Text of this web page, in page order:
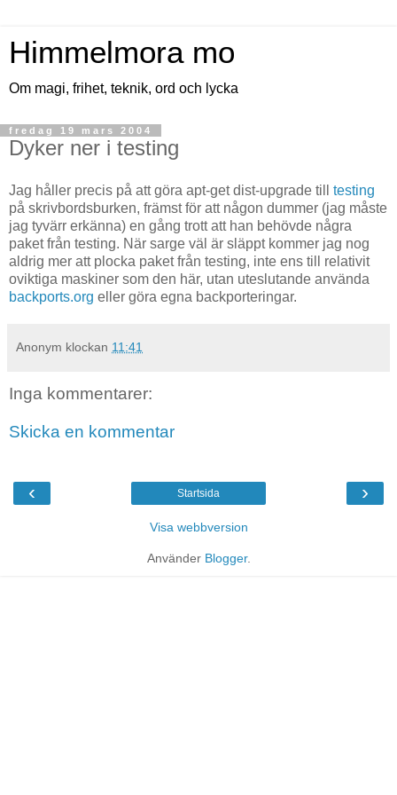
Himmelmora mo
Om magi, frihet, teknik, ord och lycka
fredag 19 mars 2004
Dyker ner i testing
Jag håller precis på att göra apt-get dist-upgrade till testing
på skrivbordsburken, främst för att någon dummer (jag måste
jag tyvärr erkänna) en gång trott att han behövde några
paket från testing. När sarge väl är släppt kommer jag nog
aldrig mer att plocka paket från testing, inte ens till relativit
oviktiga maskiner som den här, utan uteslutande använda
backports.org eller göra egna backporteringar.
Anonym klockan 11:41
Inga kommentarer:
Skicka en kommentar
‹ ›
Startsida
Visa webbversion
Använder Blogger.